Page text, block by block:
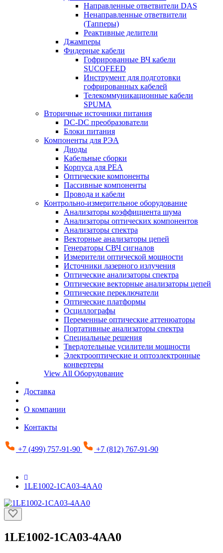
Направленные ответвители DAS
Ненаправленные ответвители
(Тапперы)
Реактивные делители
Джамперы
Фидерные кабели
Гофрированные ВЧ кабели
SUCOFEED
Инструмент для подготовки
гофрированных кабелей
Телекоммуникационные кабели
SPUMA
Вторичные источники питания
DC-DC преобразователи
Блоки питания
Компоненты для РЭА
Диоды
Кабельные сборки
Корпуса для РЕА
Оптические компоненты
Пассивные компоненты
Провода и кабели
Контрольно-измерительное оборудование
Анализаторы коэффициента шума
Анализаторы оптических компонентов
Анализаторы спектра
Векторные анализаторы цепей
Генераторы СВЧ сигналов
Измерители оптической мощности
Источники лазерного излучения
Оптические анализаторы спектра
Оптические векторные анализаторы цепей
Оптические переключатели
Оптические платформы
Осциллографы
Переменные оптические аттенюаторы
Портативные анализаторы спектра
Специальные решения
Твердотельные усилители мощности
Электрооптические и оптоэлектронные
конвертеры
View All Оборудование
Доставка
О компании
Контакты
+7 (499) 757-91-90 +7 (812) 767-91-90
1LE1002-1CA03-4AA0
1LE1002-1CA03-4AA0